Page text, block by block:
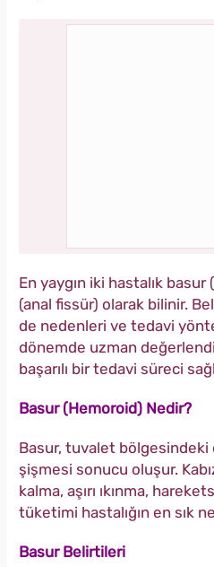
En yaygın iki hastalık
(anal fissür) olarak bilinir.
de nedenleri ve tedavi
dönemde uzman
başarılı bir tedavi süreci
Basur (Hemoroid) Nedir?
Basur, tuvalet bölgesindeki
şişmesi sonucu oluşur.
kalma, aşırı ıkınma,
tüketimi hastalığın en sık
Basur Belirtileri